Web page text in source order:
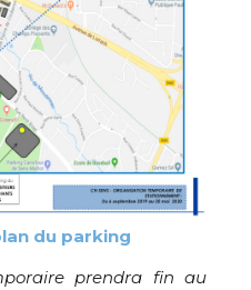
du parking
prendra fin au